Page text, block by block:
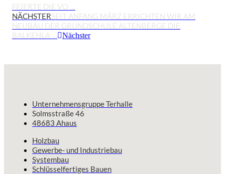
FEIERTE DIE VO …
NÄCHSTERSEIT ANFANG MÄRZ ERRICHTEN WIR AM
NEUBAU DER GRUNDSCHULE ALTENBERGE DIE
BALKENLA …
Nächster
Unternehmensgruppe Terhalle
Solmsstraße 46
48683 Ahaus
Holzbau
Gewerbe- und Industriebau
Systembau
Schlüsselfertiges Bauen